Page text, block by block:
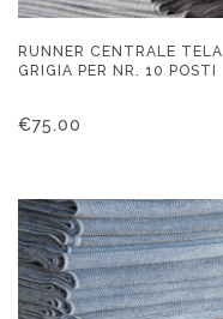
RUNNER CENTRALE TELA
GRIGIA PER NR. 10 POSTI
€75.00